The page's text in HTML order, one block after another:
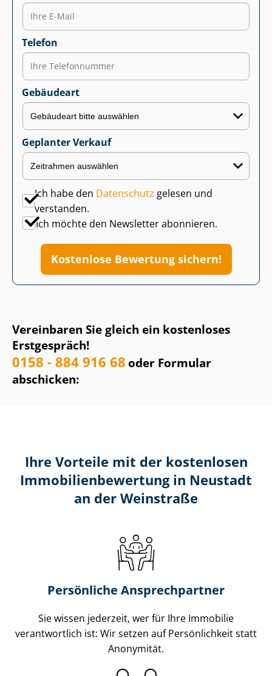
Vereinbaren Sie gleich ein kostenloses
Erstgespräch!
0158 - 884 916 68oder Formular
abschicken:
Telefon
Gebäudeart
Geplanter Verkauf
Ich habe den Datenschutz gelesen und
verstanden.
Ich möchte den Newsletter abonnieren.
Kostenlose Bewertung sichern!
Ihre Vorteile mit der kostenlosen
Im­mo­bi­li­en­be­wer­tung in Neustadt
an der Weinstraße
Persönliche Ansprechpartner
Sie wissen jederzeit, wer für Ihre Immobilie
verantwortlich ist: Wir setzen auf Persönlichkeit statt
Anonymität.